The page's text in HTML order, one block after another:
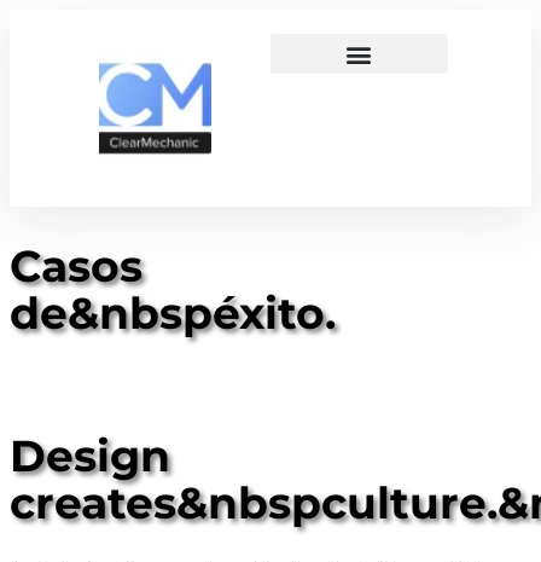
Casos
de&nbspéxito.
Design